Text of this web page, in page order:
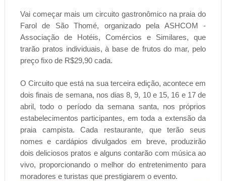
Vai começar mais um circuito gastronômico na praia do
Farol de São Thomé, organizado pela ASHCOM -
Associação de Hotéis, Comércios e Similares, que
trarão pratos individuais, à base de frutos do mar, pelo
preço fixo de R$29,90 cada.
O Circuito que está na sua terceira edição, acontece em
dois finais de semana, nos dias 8, 9, 10 e 15, 16 e 17 de
abril, todo o período da semana santa, nos próprios
estabelecimentos participantes, em toda a extensão da
praia campista. Cada restaurante, que terão seus
nomes e cardápios divulgados em breve, produzirão
dois deliciosos pratos e alguns contarão com música ao
vivo, proporcionando o melhor do entretenimento para
moradores e turistas que prestigiarem o evento.